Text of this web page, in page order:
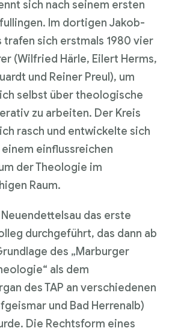
sich nach seinem ersten
Im dortigen Jakob-
trafen sich erstmals 1980 vier
(Wilfried Härle, Eilert Herms,
und Reiner Preul), um
selbst über theologische
zu arbeiten. Der Kreis
rasch und entwickelte sich
einflussreichen
der Theologie im
Raum.
das erste
durchgeführt, das dann ab
des „Marburger
als dem
des TAP an verschiedenen
und Bad Herrenalb)
Die Rechtsform eines